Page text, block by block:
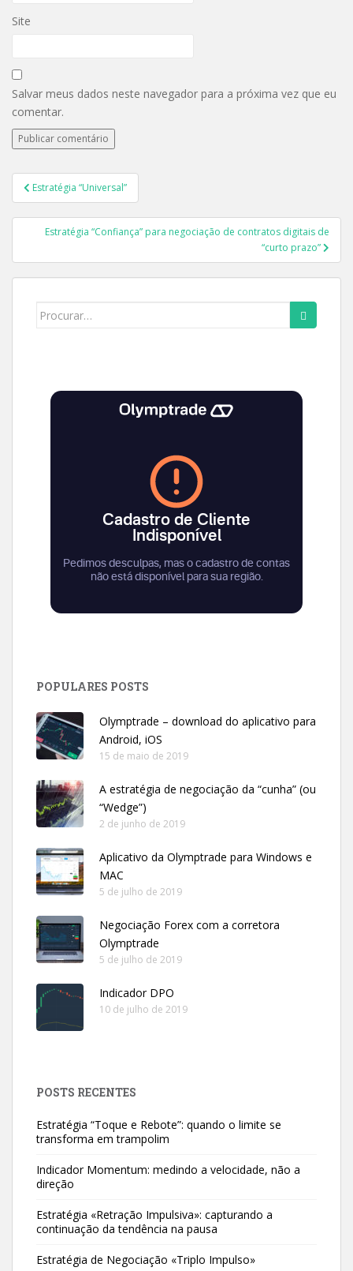
Site
Salvar meus dados neste navegador para a próxima vez que eu
comentar.
Navegação
de
Post
Estratégia “Universal”
Estratégia “Confiança” para negociação de contratos digitais de
“curto prazo”
Search
POPULARES POSTS
Olymptrade – download do aplicativo para
Android, iOS
15 de maio de 2019
A estratégia de negociação da “cunha” (ou
“Wedge”)
2 de junho de 2019
Aplicativo da Olymptrade para Windows e
MAC
5 de julho de 2019
Negociação Forex com a corretora
Olymptrade
5 de julho de 2019
Indicador DPO
10 de julho de 2019
POSTS RECENTES
Estratégia “Toque e Rebote”: quando o limite se
transforma em trampolim
Indicador Momentum: medindo a velocidade, não a
direção
Estratégia «Retração Impulsiva»: capturando a
continuação da tendência na pausa
Estratégia de Negociação «Triplo Impulso»